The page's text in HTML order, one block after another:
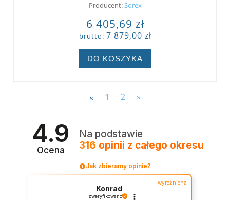
Producent:Sorex
6 405,69 zł
brutto: 7 879,00 zł
DO KOSZYKA
« 1 2 »
4.9
Ocena
Na podstawie
316 opinii z całego okresu
Jak zbieramy opinie?
wyróżniona
Konrad
zweryfikowano